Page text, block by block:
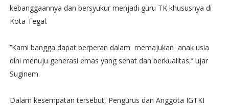
kebanggaannya dan bersyukur menjadi guru TK khususnya di
Kota Tegal.
‘’Kami bangga dapat berperan dalam memajukan anak usia
dini menuju generasi emas yang sehat dan berkualitas,’’ ujar
Suginem.
Dalam kesempatan tersebut, Pengurus dan Anggota IGTKI